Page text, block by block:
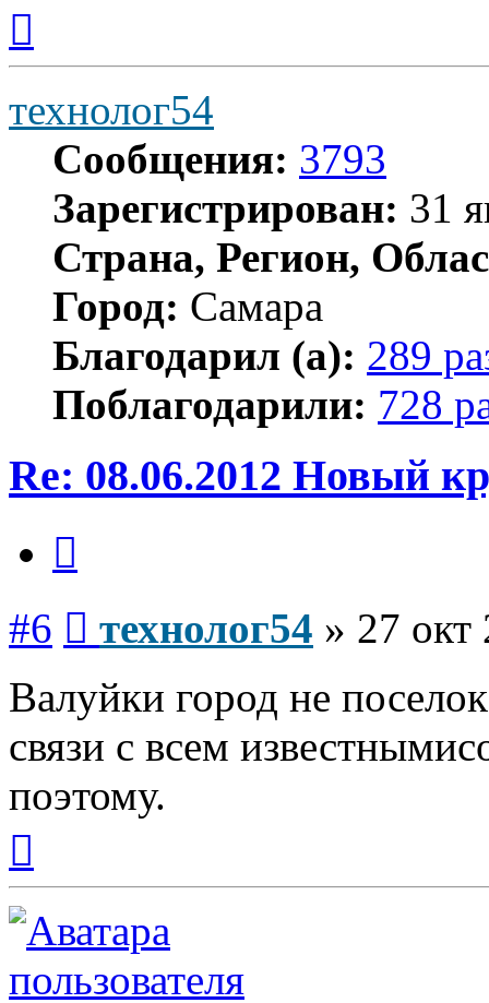
началу
технолог54
Сообщения: 3793
Зарегистрирован: 31
Страна, Регион,
Город: Самара
Благодарил (а): 289
Поблагодарили: 728
Re: 08.06.2012 Новый
#6 технолог54 » 27 окт
Валуйки город не
связи с всем
поэтому.
началу